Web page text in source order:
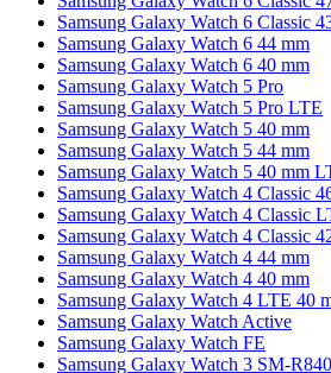
Samsung Galaxy Watch 6 Classic
Samsung Galaxy Watch 6 44 mm
Samsung Galaxy Watch 6 40 mm
Samsung Galaxy Watch 5 Pro
Samsung Galaxy Watch 5 Pro LTE
Samsung Galaxy Watch 5 40 mm
Samsung Galaxy Watch 5 44 mm
Samsung Galaxy Watch 5 40 mm
Samsung Galaxy Watch 4 Classic
Samsung Galaxy Watch 4 Classic
Samsung Galaxy Watch 4 Classic
Samsung Galaxy Watch 4 44 mm
Samsung Galaxy Watch 4 40 mm
Samsung Galaxy Watch 4 LTE 40
Samsung Galaxy Watch Active
Samsung Galaxy Watch FE
Samsung Galaxy Watch 3 SM-R840